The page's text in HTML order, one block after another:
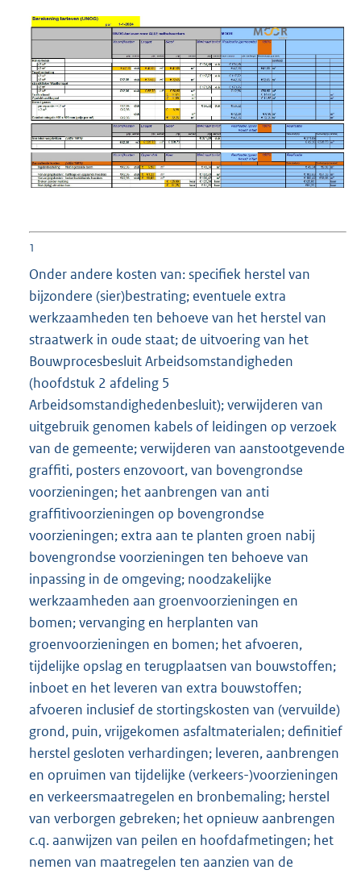
1
Onder andere kosten van: specifiek herstel van
bijzondere (sier)bestrating; eventuele extra
werkzaamheden ten behoeve van het herstel van
straatwerk in oude staat; de uitvoering van het
Bouwprocesbesluit Arbeidsomstandigheden
(hoofdstuk 2 afdeling 5
Arbeidsomstandighedenbesluit); verwijderen van
uitgebruik genomen kabels of leidingen op verzoek
van de gemeente; verwijderen van aanstootgevende
graffiti, posters enzovoort, van bovengrondse
voorzieningen; het aanbrengen van anti
graffitivoorzieningen op bovengrondse
voorzieningen; extra aan te planten groen nabij
bovengrondse voorzieningen ten behoeve van
inpassing in de omgeving; noodzakelijke
werkzaamheden aan groenvoorzieningen en
bomen; vervanging en herplanten van
groenvoorzieningen en bomen; het afvoeren,
tijdelijke opslag en terugplaatsen van bouwstoffen;
inboet en het leveren van extra bouwstoffen;
afvoeren inclusief de stortingskosten van (vervuilde)
grond, puin, vrijgekomen asfaltmaterialen; definitief
herstel gesloten verhardingen; leveren, aanbrengen
en opruimen van tijdelijke (verkeers-)voorzieningen
en verkeersmaatregelen en bronbemaling; herstel
van verborgen gebreken; het opnieuw aanbrengen
c.q. aanwijzen van peilen en hoofdafmetingen; het
nemen van maatregelen ten aanzien van de